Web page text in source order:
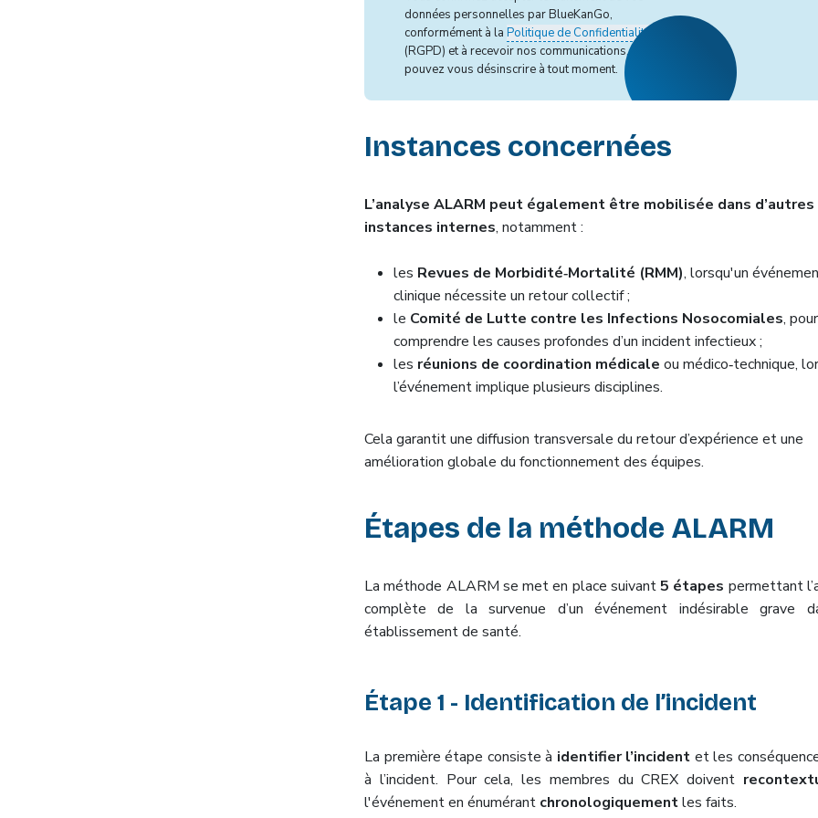
données personnelles par BlueKanGo,
conformément à la Politique de Confidentialité
(RGPD) et à recevoir nos communications. Vous
pouvez vous désinscrire à tout moment.
Instances concernées
L’analyse ALARM peut également être mobilisée dans d’autres
instances internes, notamment :
les Revues de Morbidité‑Mortalité (RMM), lorsqu'un
clinique nécessite un retour collectif ;
le Comité de Lutte contre les Infections Nosocomiales, pour
comprendre les causes profondes d’un incident infectieux ;
les réunions de coordination médicale ou médico‑technique,
l’événement implique plusieurs disciplines.
Cela garantit une diffusion transversale du retour d’expérience et une
amélioration globale du fonctionnement des équipes.
Étapes de la méthode ALARM
La méthode ALARM se met en place suivant5 étapes permettant
complète de la survenue d’un événement indésirable grave
établissement de santé.
Étape 1 - Identification de l’incident
La première étape consiste à identifier l’incident et les
à l’incident. Pour cela, les membres du CREX doivent
l'événement en énumérant chronologiquementles faits.